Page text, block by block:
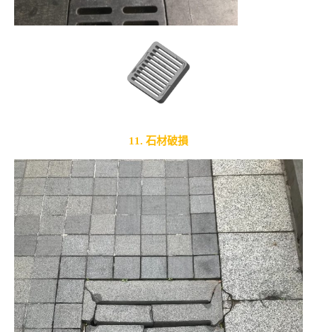
11. 石材破損